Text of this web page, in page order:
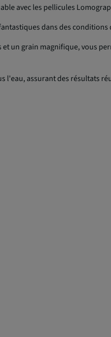
avec les pellicules
dans des
un grain magnifique, vous
l'eau, assurant des résultats